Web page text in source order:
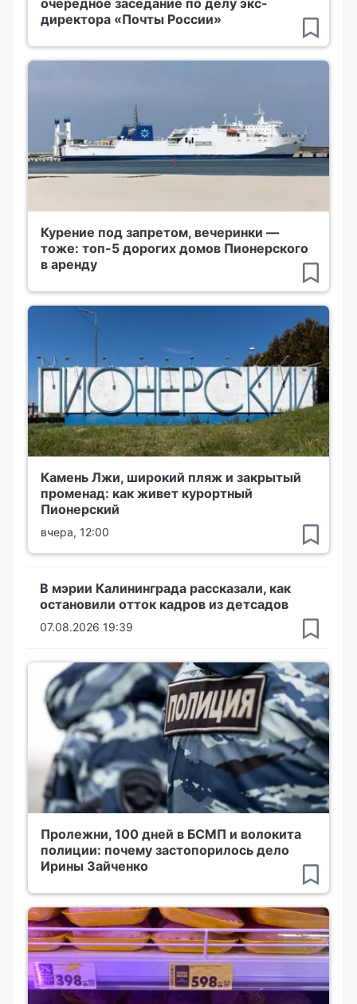
очередное заседание по делу экс-
директора «Почты России»
Курение под запретом, вечеринки —
тоже: топ-5 дорогих домов Пионерского
в аренду
Камень Лжи, широкий пляж и закрытый
променад: как живет курортный
Пионерский
вчера, 12:00
В мэрии Калининграда рассказали, как
остановили отток кадров из детсадов
07.08.2026 19:39
Пролежни, 100 дней в БСМП и волокита
полиции: почему застопорилось дело
Ирины Зайченко